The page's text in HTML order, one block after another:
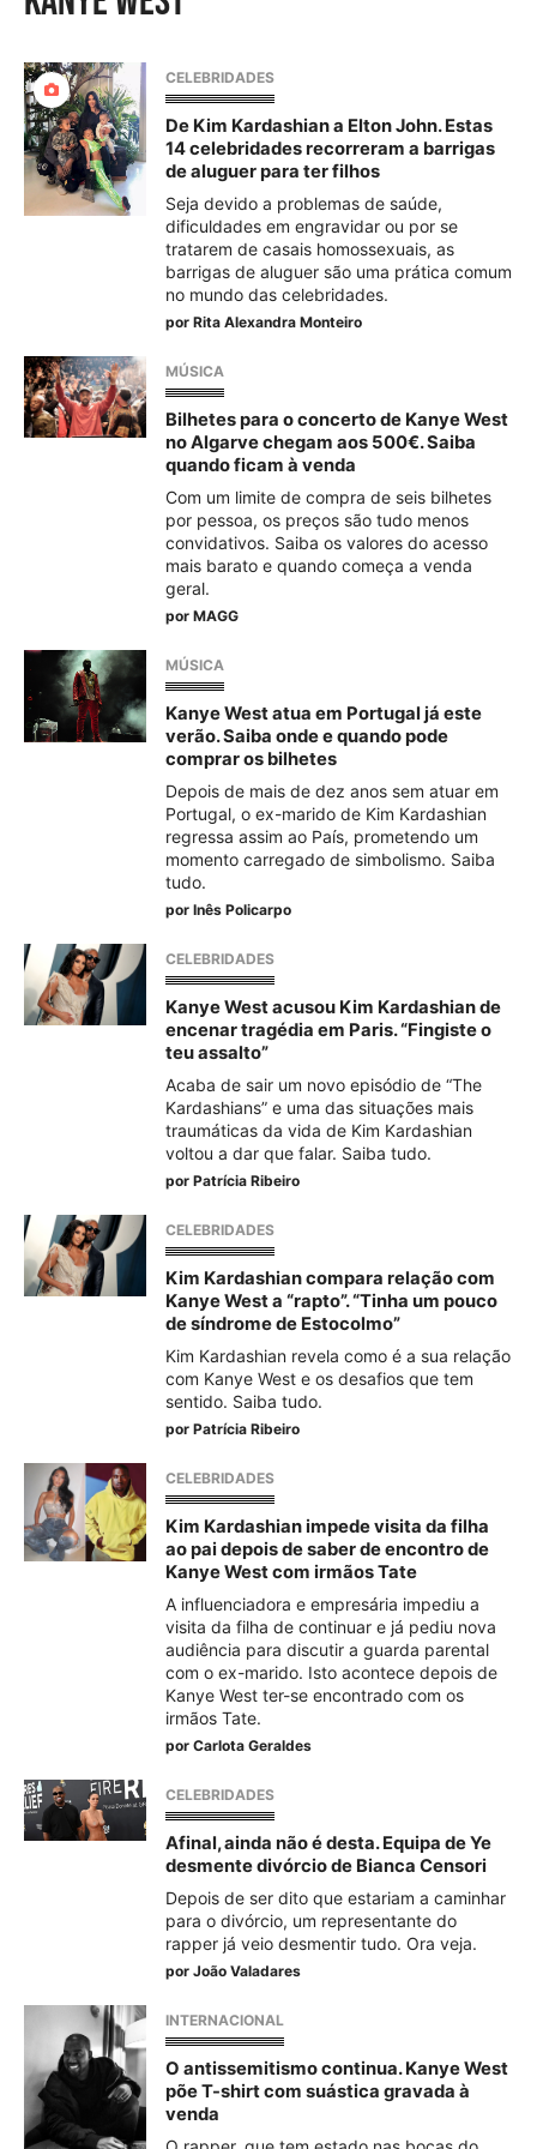
CELEBRIDADES
De Kim Kardashian a Elton John. Estas
14 celebridades recorreram a barrigas
de aluguer para ter filhos
Seja devido a problemas de saúde,
dificuldades em engravidar ou por se
tratarem de casais homossexuais, as
barrigas de aluguer são uma prática comum
no mundo das celebridades.
por Rita Alexandra Monteiro
MÚSICA
Bilhetes para o concerto de Kanye West
no Algarve chegam aos 500€. Saiba
quando ficam à venda
Com um limite de compra de seis bilhetes
por pessoa, os preços são tudo menos
convidativos. Saiba os valores do acesso
mais barato e quando começa a venda
geral.
por MAGG
MÚSICA
Kanye West atua em Portugal já este
verão. Saiba onde e quando pode
comprar os bilhetes
Depois de mais de dez anos sem atuar em
Portugal, o ex-marido de Kim Kardashian
regressa assim ao País, prometendo um
momento carregado de simbolismo. Saiba
tudo.
por Inês Policarpo
CELEBRIDADES
Kanye West acusou Kim Kardashian de
encenar tragédia em Paris. “Fingiste o
teu assalto”
Acaba de sair um novo episódio de “The
Kardashians” e uma das situações mais
traumáticas da vida de Kim Kardashian
voltou a dar que falar. Saiba tudo.
por Patrícia Ribeiro
CELEBRIDADES
Kim Kardashian compara relação com
Kanye West a “rapto”. “Tinha um pouco
de síndrome de Estocolmo”
Kim Kardashian revela como é a sua relação
com Kanye West e os desafios que tem
sentido. Saiba tudo.
por Patrícia Ribeiro
CELEBRIDADES
Kim Kardashian impede visita da filha
ao pai depois de saber de encontro de
Kanye West com irmãos Tate
A influenciadora e empresária impediu a
visita da filha de continuar e já pediu nova
audiência para discutir a guarda parental
com o ex-marido. Isto acontece depois de
Kanye West ter-se encontrado com os
irmãos Tate.
por Carlota Geraldes
CELEBRIDADES
Afinal, ainda não é desta. Equipa de Ye
desmente divórcio de Bianca Censori
Depois de ser dito que estariam a caminhar
para o divórcio, um representante do
rapper já veio desmentir tudo. Ora veja.
por João Valadares
INTERNACIONAL
O antissemitismo continua. Kanye West
põe T-shirt com suástica gravada à
venda